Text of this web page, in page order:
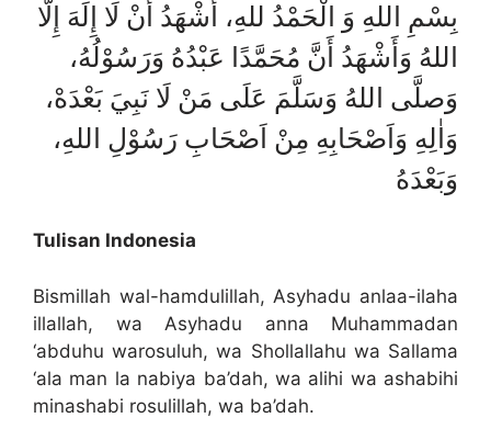
بِسْمِ اللهِ وَ الْحَمْدُ للهِ، أَشْهَدُ أَنْ لَا إِلَهَ إِلَّا
اللهُ وَأَشْهَدُ أَنَّ مُحَمَّدًا عَبْدُهُ وَرَسُوْلُهُ،
وَصلَّى اللهُ وَسَلَّمَ عَلَى مَنْ لَا نَبِيَ بَعْدَهْ،
وَاٰلِهِ وَاَصْحَابِهِ مِنْ اَصْحَابِ رَسُوْلِ اللهِ،
وَبَعْدَهُ
Tulisan Indonesia
Bismillah wal-hamdulillah, Asyhadu anlaa-ilaha
illallah, wa Asyhadu anna Muhammadan
‘abduhu warosuluh, wa Shollallahu wa Sallama
‘ala man la nabiya ba’dah, wa alihi wa ashabihi
minashabi rosulillah, wa ba’dah.